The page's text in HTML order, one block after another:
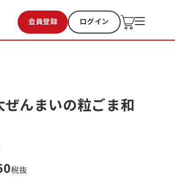
会員登録 ログイン
お気に入り 過去購入
ぜんまいの粒ごま和
税抜